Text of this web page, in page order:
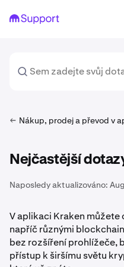
Nákup, prodej a převod v
Nejčastější
Naposledy aktualizováno:
V aplikaci Kraken
napříč různými
bez rozšíření prohlížeče,
přístup k širšímu světu